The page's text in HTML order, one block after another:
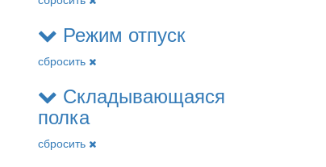
Режим отпуск
сбросить
Складывающаяся
полка
сбросить